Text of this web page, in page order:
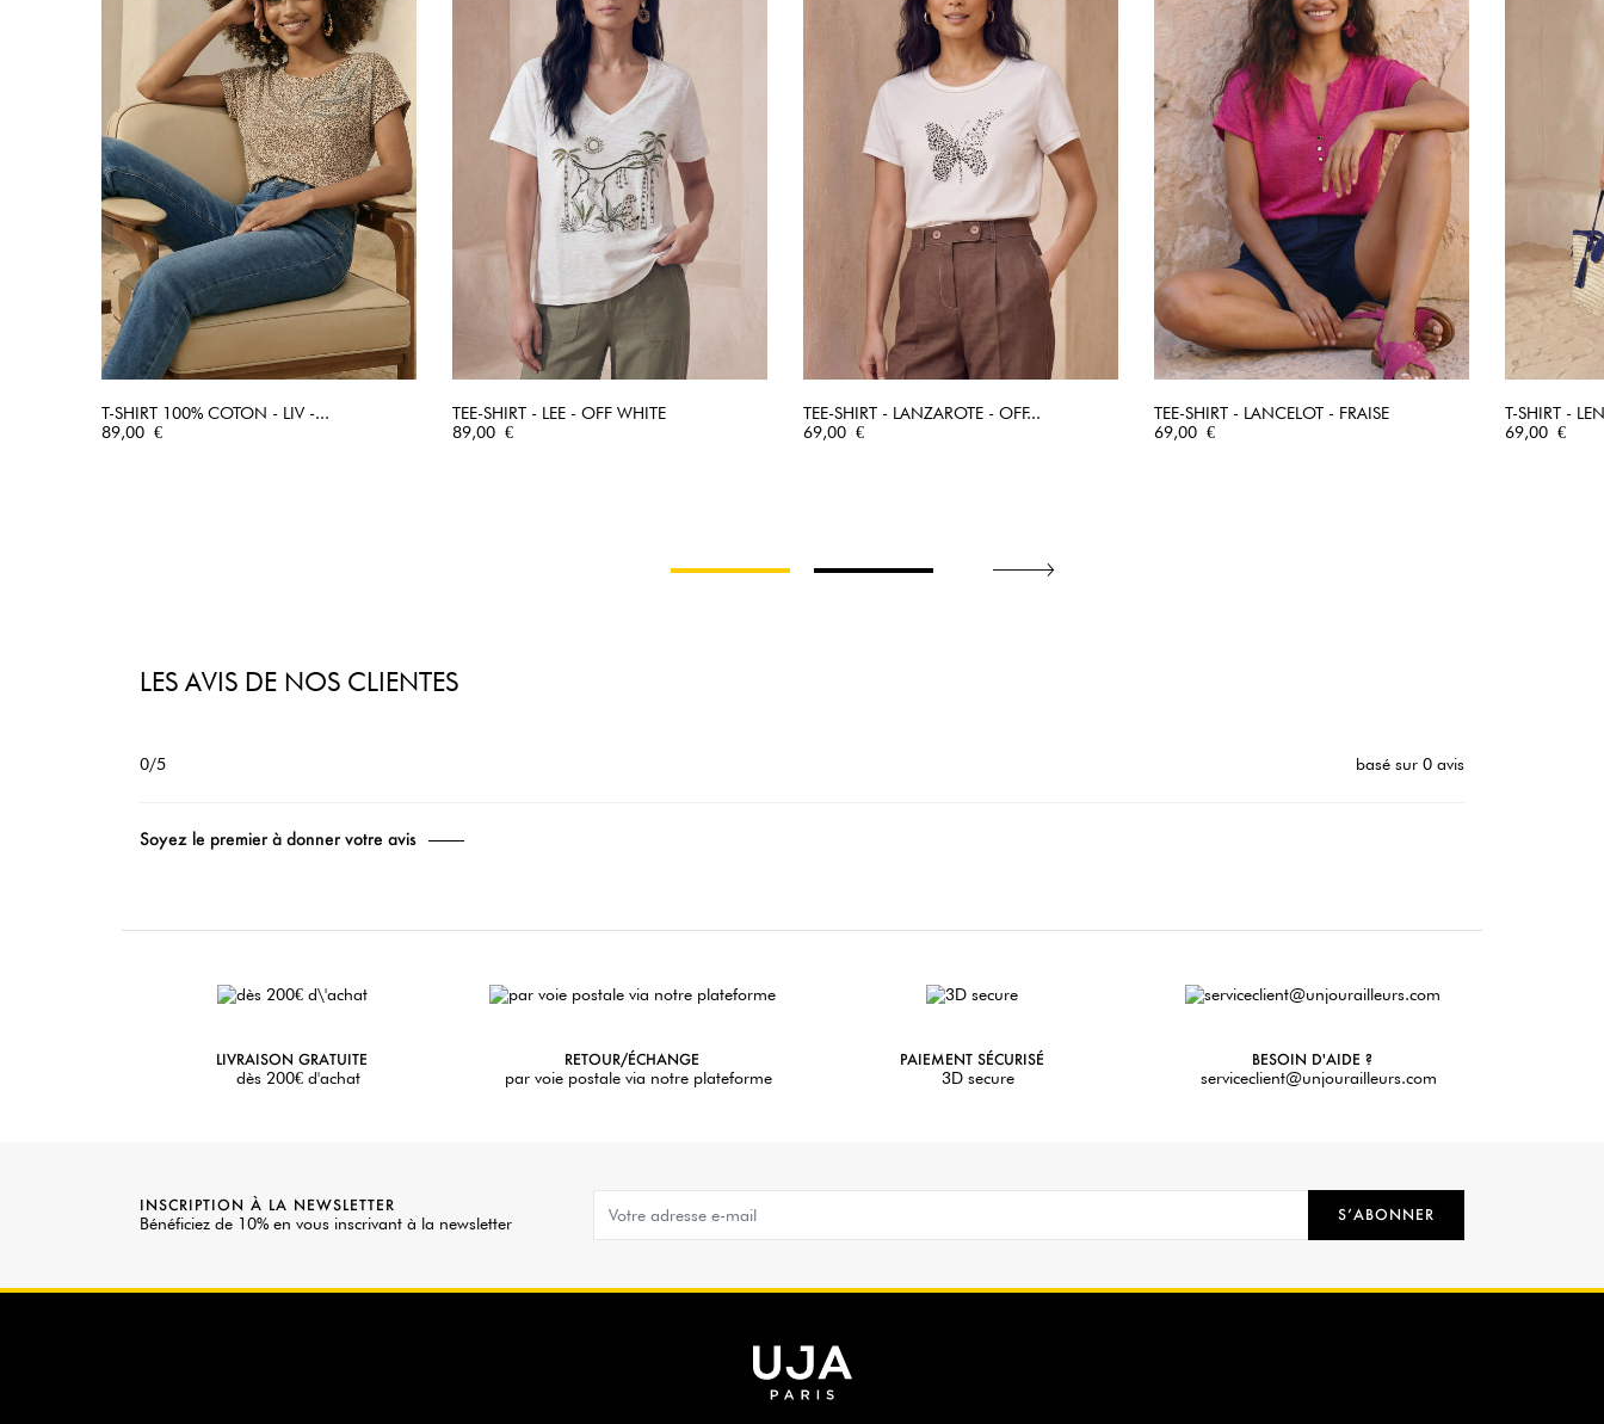
T-SHIRT 100% COTON - LIV -...
Prix
89,00 €
TEE-SHIRT - LEE - OFF WHITE
Prix
89,00 €
TEE-SHIRT - LANZAROTE - OFF...
Prix
69,00 €
TEE-SHIRT - LANCELOT - FRAISE
Prix
69,00 €
T-SHIRT -
Prix
69,00 €
LES AVIS DE NOS CLIENTES
0/5 basé sur 0 avis
Soyez le premier à donner votre avis
LIVRAISON GRATUITE
dès 200€ d'achat
RETOUR/ÉCHANGE
par voie postale via notre plateforme
PAIEMENT SÉCURISÉ
3D secure
BESOIN D'AIDE ?
serviceclient@unjourailleurs.com
INSCRIPTION À LA NEWSLETTER
Bénéficiez de 10% en vous inscrivant à la newsletter S’ABONNER